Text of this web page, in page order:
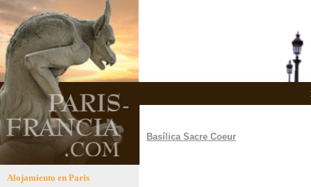
Alojamiento en Paris
Basílica Sacre Coeur